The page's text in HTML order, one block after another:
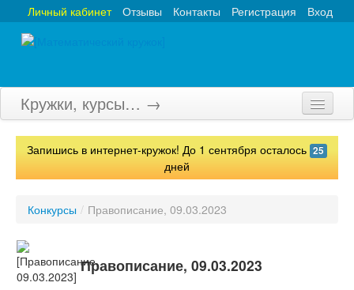
Вход
Регистрация
Контакты
Отзывы
Личный кабинет
Кружки, курсы… →
Главная
Турниры
Запишись в интернет-кружок! До 1 сентября осталось 25
дней
Конкурсы / Правописание, 09.03.2023
Правописание, 09.03.2023